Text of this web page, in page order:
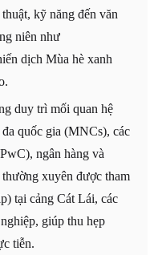
kỹ năng đến văn
niên như
dịch Mùa hè xanh
duy trì mối quan hệ
quốc gia (MNCs), các
ngân hàng và
xuyên được tham
tại cảng Cát Lái, các
giúp thu hẹp
tiễn.